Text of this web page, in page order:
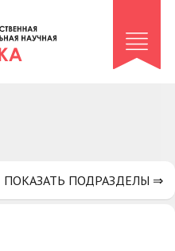
ПОКАЗАТЬ ПОДРАЗДЕЛЫ ⇒